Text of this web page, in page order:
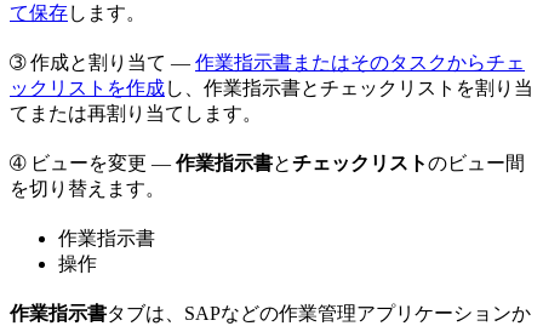
て保存します。
➂作成と割り当て — 作業指示書またはそのタスクからチェ
ックリストを作成し、作業指示書とチェックリストを割り当
てまたは再割り当てします。
➃ ビューを変更 — 作業指示書とチェックリストのビュー間
を切り替えます。
作業指示書
操作
作業指示書タブは、SAPなどの作業管理アプリケーションか